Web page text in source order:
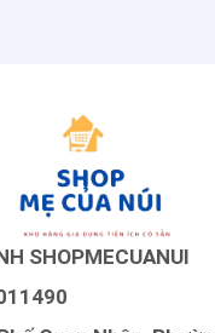
SHOPMECUANUI